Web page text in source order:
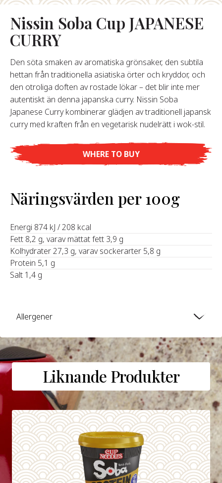
Oss
Grundare
Historia
Vanliga
Frågor
Nissin Soba Cup JAPANESE
CURRY
Den söta smaken av aromatiska grönsaker, den subtila
hettan från traditionella asiatiska örter och kryddor, och
den otroliga doften av rostade lökar – det blir inte mer
autentiskt än denna japanska curry. Nissin Soba
Japanese Curry kombinerar glädjen av traditionell japansk
curry med kraften från en vegetarisk nudelrätt i wok-stil.
WHERE TO BUY
Näringsvärden per 100g
‍Energi 874 kJ / 208 kcal
Fett 8,2 g, varav mättat fett 3,9 g
Kolhydrater 27,3 g, varav sockerarter 5,8 g
Protein 5,1 g
Salt 1,4 g
Allergener
Liknande Produkter